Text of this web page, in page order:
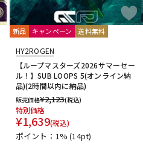
新品 キャンペーン 送料無料
HY2ROGEN
【ループマスターズ2026サマーセー
ル！】SUB LOOPS 5(オンライン納
品)(2時間以内に納品)
販売価格¥2,123(税込)
特別価格
¥1,639(税込)
ポイント：1%(14pt)